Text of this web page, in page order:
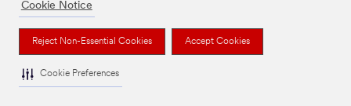
Cookie Notice
Reject Non-Essential Cookies Accept Cookies
Cookie Preferences